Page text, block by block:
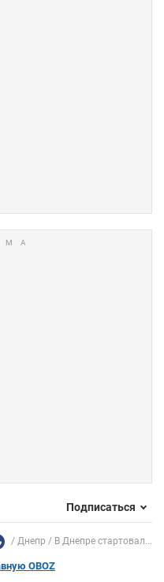
Подписаться
Днепр В Днепре стартовал...
OBOZ